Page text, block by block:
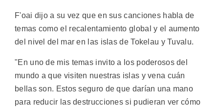
F'oai dijo a su vez que en sus canciones habla de
temas como el recalentamiento global y el aumento
del nivel del mar en las islas de Tokelau y Tuvalu.
"En uno de mis temas invito a los poderosos del
mundo a que visiten nuestras islas y vena cuán
bellas son. Estos seguro de que darían una mano
para reducir las destrucciones si pudieran ver cómo